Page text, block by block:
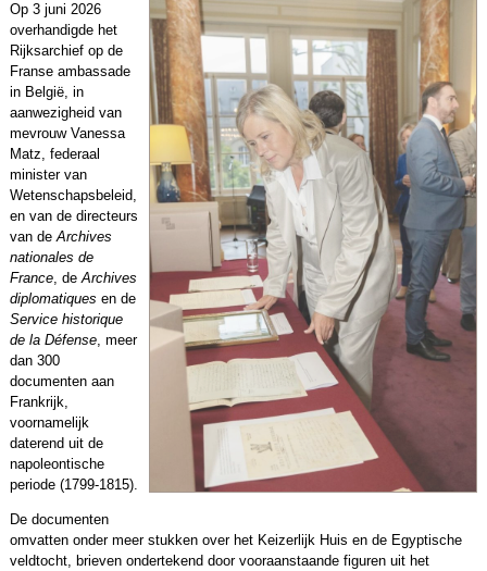
Op 3 juni 2026
overhandigde het
Rijksarchief op de
Franse ambassade
in België, in
aanwezigheid van
mevrouw Vanessa
Matz, federaal
minister van
Wetenschapsbeleid,
en van de directeurs
van deArchives
nationales de
France, deArchives
diplomatiques en de
Service historique
de la Défense, meer
dan 300
documenten aan
Frankrijk,
voornamelijk
daterend uit de
napoleontische
periode (1799-1815).
De documenten
omvatten onder meer stukken over het Keizerlijk Huis en de Egyptische
veldtocht, brieven ondertekend door vooraanstaande figuren uit het